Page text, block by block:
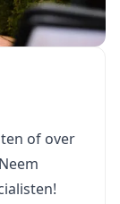
of over